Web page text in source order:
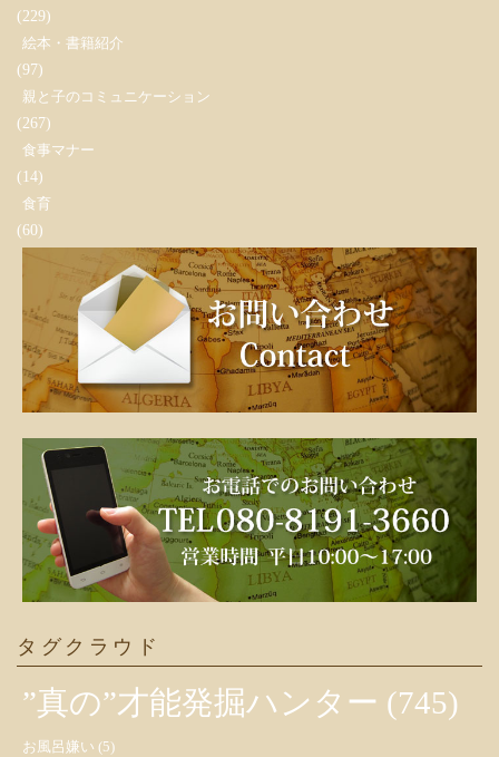
(229)
絵本・書籍紹介
(97)
親と子のコミュニケーション
(267)
食事マナー
(14)
食育
(60)
タグクラウド
”真の”才能発掘ハンター (745)
お風呂嫌い (5)